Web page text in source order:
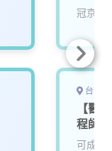
冠京生
台南
【醫
程師/
可成科